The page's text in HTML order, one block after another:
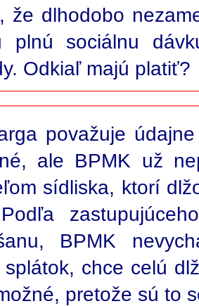
že dlhodobo
plnú sociálnu
Odkiaľ majú platiť?
považuje
ale BPMK už
sídliska, ktorí
BPMK
chce celú
pretože sú to